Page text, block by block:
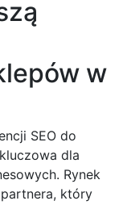
w
SEO do
dla
Rynek
partnera, który